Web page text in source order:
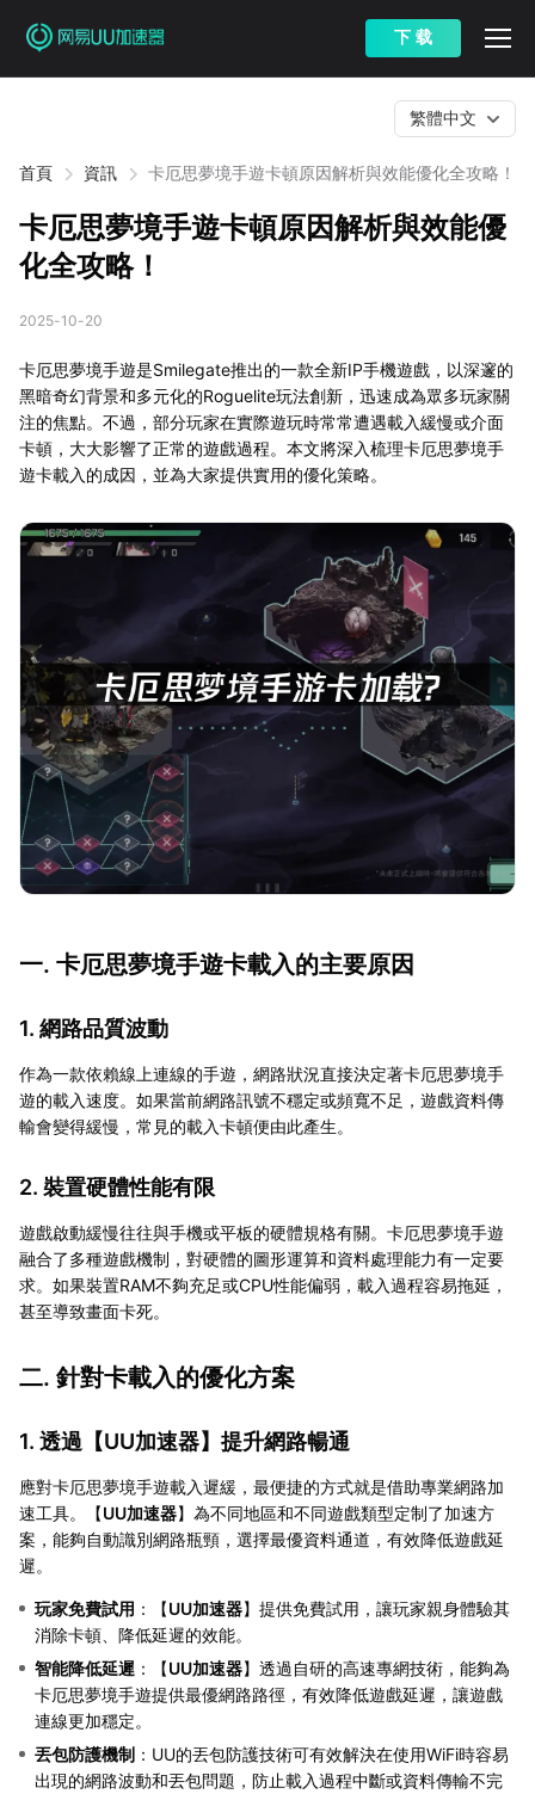
下 载
首頁 資訊 卡厄思夢境手遊卡頓原因解析與效能優化全攻略！
繁體中文
卡厄思夢境手遊卡頓原因解析與效能優
化全攻略！
2025-10-20
卡厄思夢境手遊是Smilegate推出的一款全新IP手機遊戲，以深邃的
黑暗奇幻背景和多元化的Roguelite玩法創新，迅速成為眾多玩家關
注的焦點。不過，部分玩家在實際遊玩時常常遭遇載入緩慢或介面
卡頓，大大影響了正常的遊戲過程。本文將深入梳理卡厄思夢境手
遊卡載入的成因，並為大家提供實用的優化策略。
一. 卡厄思夢境手遊卡載入的主要原因
1. 網路品質波動
作為一款依賴線上連線的手遊，網路狀況直接決定著卡厄思夢境手
遊的載入速度。如果當前網路訊號不穩定或頻寬不足，遊戲資料傳
輸會變得緩慢，常見的載入卡頓便由此產生。
2. 裝置硬體性能有限
遊戲啟動緩慢往往與手機或平板的硬體規格有關。卡厄思夢境手遊
融合了多種遊戲機制，對硬體的圖形運算和資料處理能力有一定要
求。如果裝置RAM不夠充足或CPU性能偏弱，載入過程容易拖延，
甚至導致畫面卡死。
二. 針對卡載入的優化方案
1. 透過【UU加速器】提升網路暢通
應對卡厄思夢境手遊載入遲緩，最便捷的方式就是借助專業網路加
速工具。【UU加速器】為不同地區和不同遊戲類型定制了加速方
案，能夠自動識別網路瓶頸，選擇最優資料通道，有效降低遊戲延
遲。
玩家免費試用 ：【UU加速器】提供免費試用，讓玩家親身體驗其
消除卡頓、降低延遲的效能。
智能降低延遲 ：【UU加速器】透過自研的高速專網技術，能夠為
卡厄思夢境手遊提供最優網路路徑，有效降低遊戲延遲，讓遊戲
連線更加穩定。
丟包防護機制 ：UU的丟包防護技術可有效解決在使用WiFi時容易
出現的網路波動和丟包問題，防止載入過程中斷或資料傳輸不完